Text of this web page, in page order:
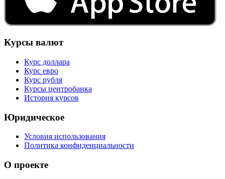
Курсы валют
Курс доллара
Курс евро
Курс рубля
Курсы центробанка
История курсов
Юридическое
Условия использования
Политика конфиденциальности
О проекте